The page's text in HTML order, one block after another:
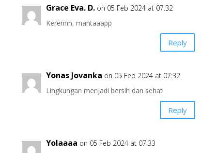
Grace Eva. D. on 05 Feb 2024 at 07:32
Kerennn, mantaaapp
Reply
Yonas Jovanka on 05 Feb 2024 at 07:32
Lingkungan menjadi bersih dan sehat
Reply
Yolaaaa on 05 Feb 2024 at 07:33